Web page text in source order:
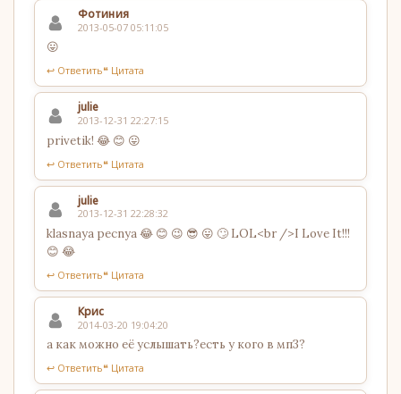
Фотиния
2013-05-07 05:11:05
😛
↩ Ответить❝ Цитата
julie
2013-12-31 22:27:15
privetik! 😂 😊 😛
↩ Ответить❝ Цитата
julie
2013-12-31 22:28:32
klasnaya pecnya 😂 😊 😉 😎 😛 🙄 LOL<br />I Love It!!!
😊 😂
↩ Ответить❝ Цитата
Крис
2014-03-20 19:04:20
а как можно её услышать?есть у кого в мп3?
↩ Ответить❝ Цитата